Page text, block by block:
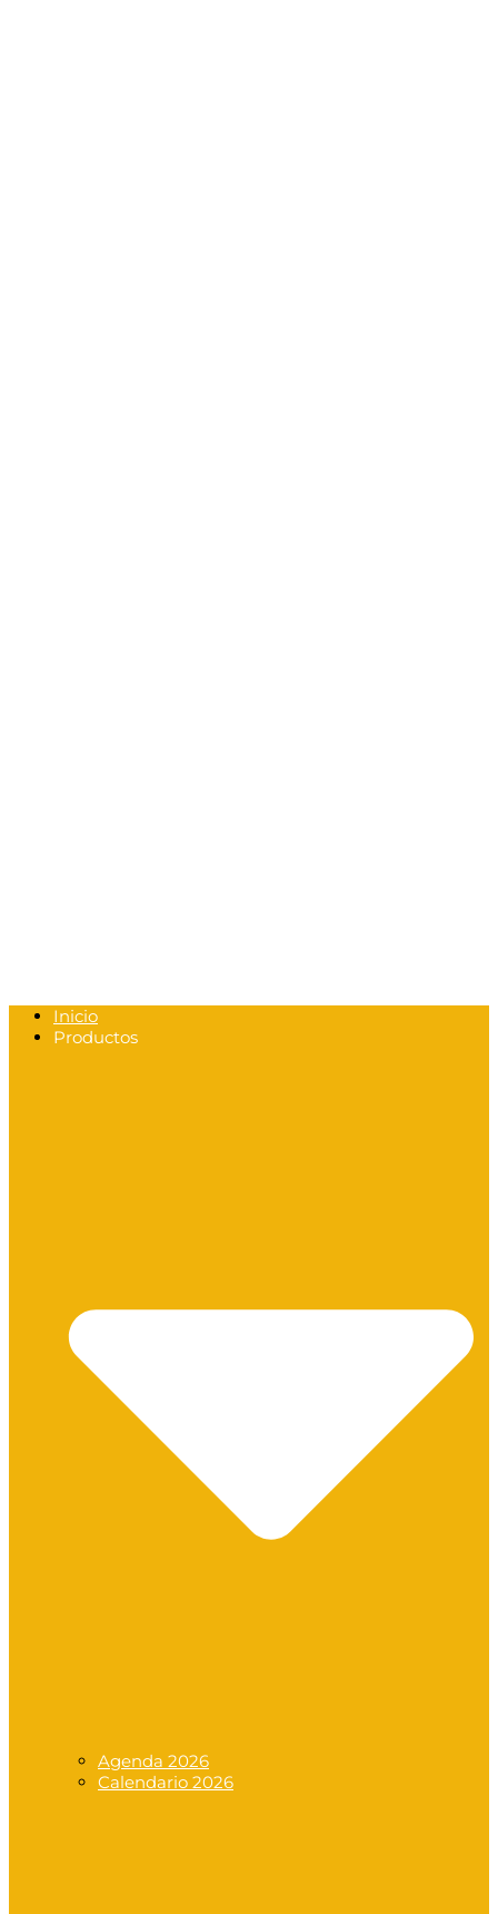
Inicio
Productos
Agenda 2026
Calendario 2026